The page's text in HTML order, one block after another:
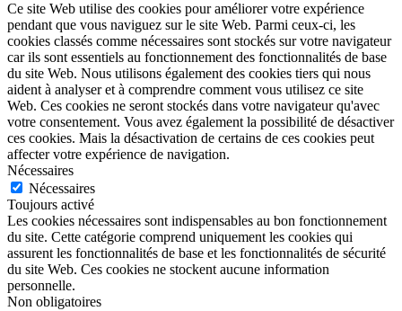
Ce site Web utilise des cookies pour améliorer votre expérience
pendant que vous naviguez sur le site Web. Parmi ceux-ci, les
cookies classés comme nécessaires sont stockés sur votre navigateur
car ils sont essentiels au fonctionnement des fonctionnalités de base
du site Web. Nous utilisons également des cookies tiers qui nous
aident à analyser et à comprendre comment vous utilisez ce site
Web. Ces cookies ne seront stockés dans votre navigateur qu'avec
votre consentement. Vous avez également la possibilité de désactiver
ces cookies. Mais la désactivation de certains de ces cookies peut
affecter votre expérience de navigation.
Nécessaires
Nécessaires
Toujours activé
Les cookies nécessaires sont indispensables au bon fonctionnement
du site. Cette catégorie comprend uniquement les cookies qui
assurent les fonctionnalités de base et les fonctionnalités de sécurité
du site Web. Ces cookies ne stockent aucune information
personnelle.
Non obligatoires